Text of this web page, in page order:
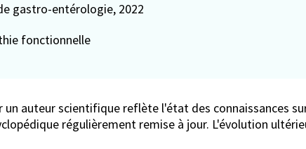
gastro-entérologie, 2022
fonctionnelle
auteur scientifique reflète l'état des connaissances
régulièrement remise à jour. L'évolution